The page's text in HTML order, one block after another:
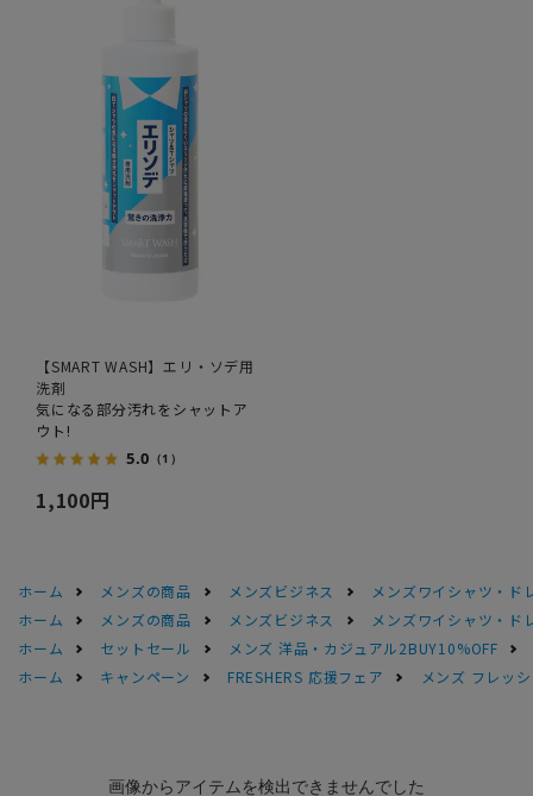
【SMART WASH】エリ・ソデ用
洗剤
気になる部分汚れをシャットア
ウト!
5.0 （1）
1,100円
ホーム メンズの商品 メンズビジネス
メンズワイシャツ・ド
ホーム
メンズの商品 メンズビジネス
メンズワイシャツ・ド
ホーム
セットセール
メンズ 洋品・カジュアル2BUY10%OFF
ホーム
キャンペーン FRESHERS 応援フェア メンズ フレッ